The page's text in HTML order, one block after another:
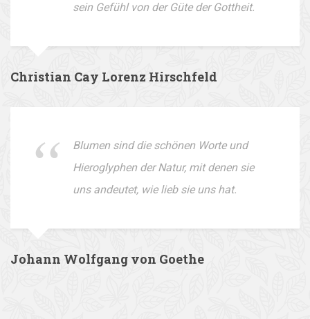
sein Gefühl von der Güte der Gottheit.
Christian Cay Lorenz Hirschfeld
Blumen sind die schönen Worte und
Hieroglyphen der Natur, mit denen sie
uns andeutet, wie lieb sie uns hat.
Johann Wolfgang von Goethe